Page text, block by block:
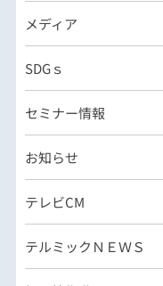
メディア
SDGｓ
セミナー情報
お知らせ
テレビCM
テルミックＮＥＷＳ